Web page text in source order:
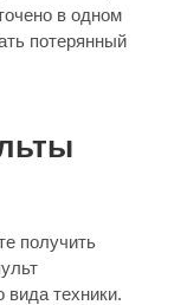
в одном
потерянный
получить
вида техники.